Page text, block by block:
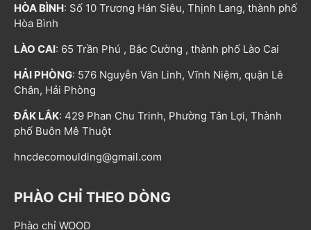
HÒA BÌNH: Số 10 Trương Hán Siêu, Thịnh Lang, thành phố
Hòa Bình
LÀO CAI: 65 Trần Phú , Bắc Cường , thành phố Lào Cai
HẢI PHÒNG: 576 Nguyễn Văn Linh, Vĩnh Niệm, quận Lê
Chân, Hải Phòng
ĐẮK LẮK: 429 Phan Chu Trinh, Phường Tân Lợi, Thành
phố Buôn Mê Thuột
hncdecomoulding@gmail.com
PHÀO CHỈ THEO DÒNG
Phào chỉ WOOD